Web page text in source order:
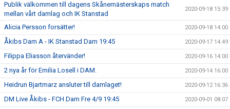
Publik välkommen till dagens Skånemästerskaps match
mellan vårt damlag och IK Stanstad
2020-09-18 15:39
Alicia Persson forsätter! 2020-09-18 14:00
Åkibs Dam A - IK Stanstad Dam 19:45 2020-09-17 14:49
Filippa Eliasson återvänder! 2020-09-16 14:00
2 nya år för Emilia Losell i DAM. 2020-09-14 16:00
Heidrun Bjartmarz ansluter till damlaget! 2020-09-12 16:36
DM Live Åkibs - FCH Dam Fre 4/9 19:45 2020-09-01 08:07